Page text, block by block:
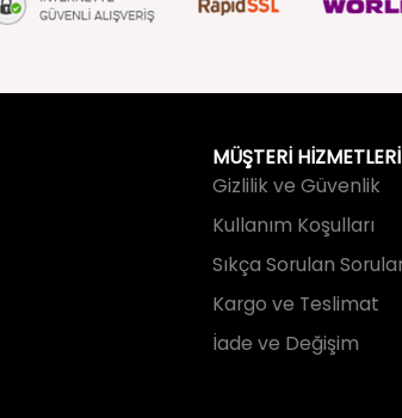
MÜŞTERİ HİZMETLERİ
Kullanım Koşulları